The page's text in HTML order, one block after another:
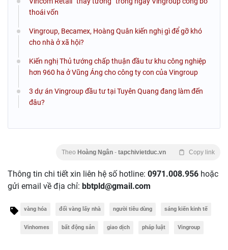
thoái vốn
Vingroup, Becamex, Hoàng Quân kiến nghị gì để gỡ khó
cho nhà ở xã hội?
Kiến nghị Thủ tướng chấp thuận đầu tư khu công nghiệp
hơn 960 ha ở Vũng Áng cho công ty con của Vingroup
3 dự án Vingroup đầu tư tại Tuyên Quang đang làm đến
đâu?
Theo Hoàng Ngân - tapchivietduc.vn Copy link
Thông tin chi tiết xin liên hệ số hotline: 0971.008.956 hoặc
gửi email về địa chỉ: bbtpld@gmail.com
vàng hóa đổi vàng lấy nhà người tiêu dùng sáng kiến kinh tế
Vinhomes bất động sản giao dịch pháp luật Vingroup